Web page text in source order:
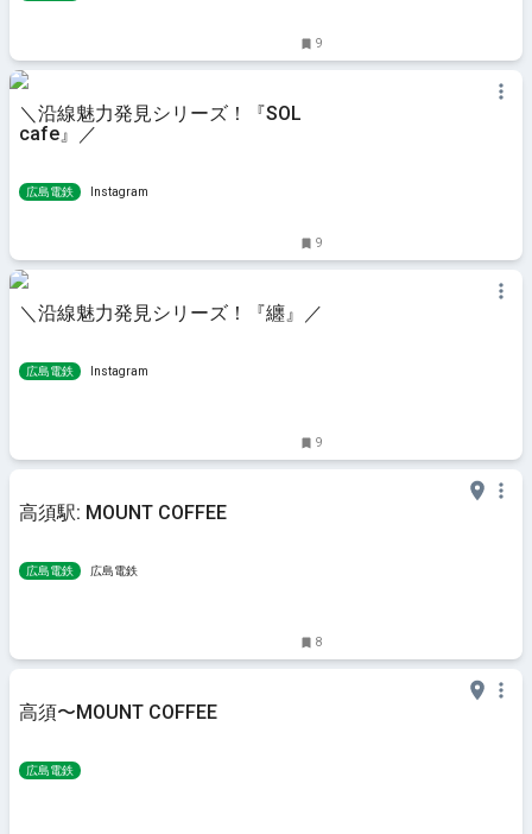
9
＼沿線魅力発見シリーズ！『SOL
cafe』／
広島電鉄 Instagram
9
＼沿線魅力発見シリーズ！『纏』／
広島電鉄 Instagram
9
高須駅: MOUNT COFFEE
広島電鉄 広島電鉄
8
高須〜MOUNT COFFEE
広島電鉄